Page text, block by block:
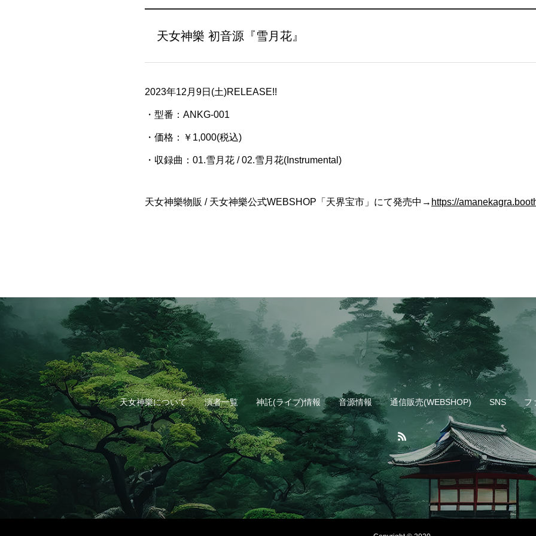
天女神樂 初音源『雪月花』
2023年12月9日(土)RELEASE!!
・型番：ANKG-001
・価格：￥1,000(税込)
・収録曲：01.雪月花 / 02.雪月花(Instrumental)
天女神樂物販 / 天女神樂公式WEBSHOP「天界宝市」にて発売中→ https://
天女神樂について 演者一覧 神託(ライブ)情報 音源情報 通信販売(WEBSHOP) SNS フ